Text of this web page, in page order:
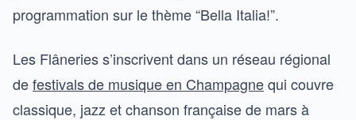
programmation sur le thème “Bella Italia!”.
Les Flâneries s’inscrivent dans un réseau régional
defestivals de musique en Champagnequi couvre
classique, jazz et chanson française de mars à